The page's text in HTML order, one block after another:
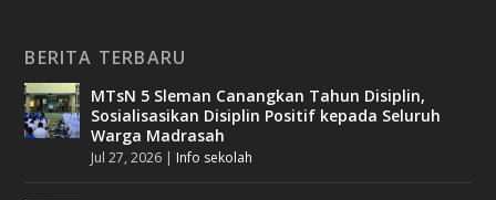
BERITA TERBARU
MTsN 5 Sleman Canangkan Tahun Disiplin,
Sosialisasikan Disiplin Positif kepada Seluruh
Warga Madrasah
Jul 27, 2026 | Info sekolah